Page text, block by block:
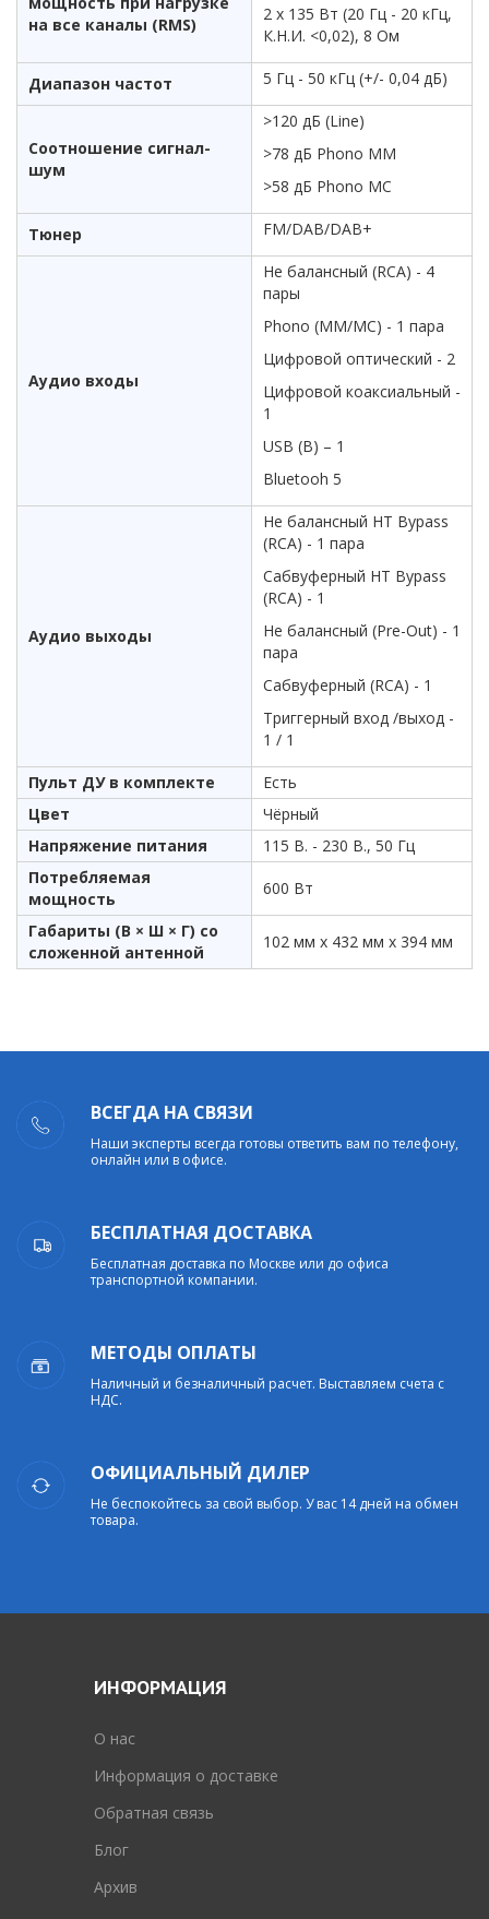
на все каналы (RMS)
2 x 135 Вт (20 Гц - 20 кГц,
К.Н.И. <0,02), 8 Ом
Диапазон частот 5 Гц - 50 кГц (+/- 0,04 дБ)
Соотношение сигнал-
шум
>120 дБ (Line)
>78 дБ Phono MM
>58 дБ Phono MC
Тюнер FM/DAB/DAB+
Аудио входы
Не балансный (RCA) - 4
пары
Phono (MM/MC) - 1 пара
Цифровой оптический - 2
Цифровой коаксиальный -
1
USB (B) – 1
Bluetooh 5
Аудио выходы
Не балансный HT Bypass
(RCA) - 1 пара
Сабвуферный HT Bypass
(RCA) - 1
Не балансный (Pre-Out) - 1
пара
Сабвуферный (RCA) - 1
Триггерный вход /выход -
1 / 1
Пульт ДУ в комплекте
Есть
Цвет
Чёрный
Напряжение питания
115 В. - 230 В., 50 Гц
Потребляемая
мощность
600 Вт
Габариты (В × Ш × Г) со
сложенной антенной
102 мм х 432 мм х 394 мм
ВСЕГДА НА СВЯЗИ
Наши эксперты всегда готовы ответить вам по телефону,
онлайн или в офисе.
БЕСПЛАТНАЯ ДОСТАВКА
Бесплатная доставка по Москве или до офиса
транспортной компании.
МЕТОДЫ ОПЛАТЫ
Наличный и безналичный расчет. Выставляем счета с
НДС.
ОФИЦИАЛЬНЫЙ ДИЛЕР
Не беспокойтесь за свой выбор. У вас 14 дней на обмен
товара.
ИНФОРМАЦИЯ
O нас
Информация о доставке
Обратная связь
Блог
Архив